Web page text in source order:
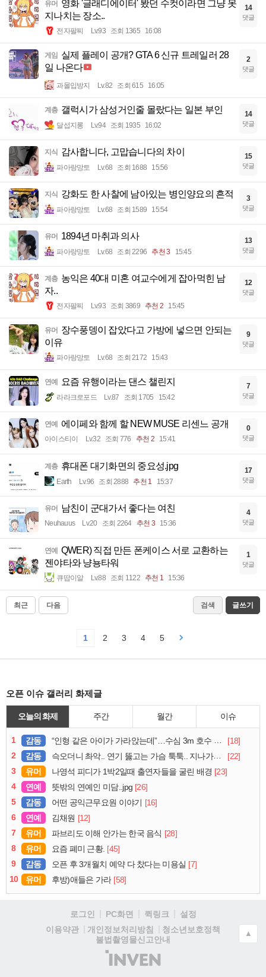
유머 영화 '글래디에이터' 봤던 수컷이라면 그냥 못
지나치는 장소..
전자팔찌 Lv.93 조회 1365 16:08
14
댓글
게임
실제 플레이 공개? GTA 6 신규 트레일러 28
일 나온다
과몰입방지 Lv.82 조회 615 16:05
2
댓글
계층 갤럭시가 삼성거인줄 몰랐다는 일본 부인
달섭지롱 Lv.94 조회 1935 16:02
14
댓글
지식 감사합니다, 고맙습니다의 차이
파아랑망토 Lv.68 조회 1688 15:56
15
댓글
지식 강화도 한 사찰에 남아있는 병인양요의 흔적
파아랑망토 Lv.68 조회 1589 15:54
3
댓글
유머 1894년 마취과 의사
파아랑망토 Lv.68 조회 2296 추천 3 15:45
13
댓글
계층 농익은 40대 미혼 여교수에게 잡아먹힌 남
자..
전자팔찌 Lv.93 조회 3869 추천 2 15:45
12
댓글
유머 장수풍뎅이 잡았다고 가방에 넣으면 안되는
이유
파아랑망토 Lv.68 조회 2172 15:43
9
댓글
연예 요즘 유행이라는 댄스 챌린지
라라크로포드 Lv.87 조회 1705 15:42
7
댓글
연예 에이페와 함께 할 NEW MUSE 리센느 공개
아이스티이 Lv.32 조회 776 추천 2 15:41
0
댓글
계층 휴대폰 대기화면의 중요성.jpg
Earth Lv.96 조회 2888 추천 1 15:37
17
댓글
유머 남친이 군대가서 좋다는 여친
Neuhauus Lv.20 조회 2264 추천 3 15:36
4
댓글
연예
QWER) 직접 만든 폰케이스 서로 교환하는
젠야타와 냥뇽타워
큐땁이알 Lv.88 조회 1122 추천 1 15:36
1
댓글
최근 다음 검색 글쓰기
1 2 3 4 5
오픈 이슈 갤러리 화제글
오늘의 화제 주간 월간 이슈
1 감동 “인형 같은 아이가 가라앉는데”…수심 3m 호수 뛰어든 60대 의인
[18]
2
감동 슥오더니 촤악.. 연기 뚫고는 가슴 툭툭.. 지나가던 아재의 정체
[22]
3
유머 나영석 피디가 1박2일때 출연자들을 굴린 배경 [23]
4
연예 뜻밖의 연예인 미담..jpg [26]
5
감동 어떤 공익근무요원 이야기 [16]
6
연예 김채원 [12]
7
유머 파브리도 이해 안가는 한국 음식 [28]
8
유머 요즘 폐미 근황. [45]
9
감동 오픈 후 3개월치 예약 다 찼다는 미용실 [7]
10
유머 후방)애들은 가라 [58]
로그인 PC화면 퀵링크
설정
이용약관
개인정보처리방침
청소년보호정책
불법촬영물신고안내
(주)
인
▲